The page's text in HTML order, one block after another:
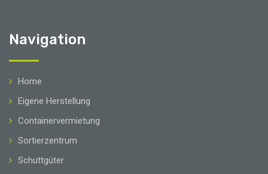
Navigation
Home
Eigene Herstellung
Containervermietung
Sortierzentrum
Schuttgüter